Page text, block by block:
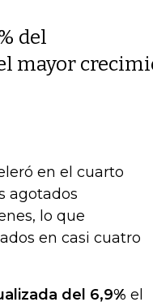
del
mayor
en el cuarto
agotados
lo que
en casi cuatro
del 6,9% el